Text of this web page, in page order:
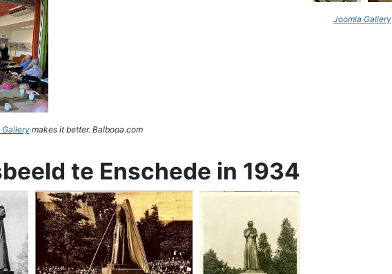
makes it better. Balbooa.com
Joomla Gallery
te Enschede in 1934